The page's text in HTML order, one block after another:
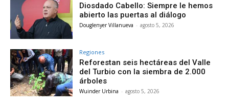
Diosdado Cabello: Siempre le hemos
abierto las puertas al diálogo
Douglenyer Villanueva - agosto 5, 2026
Regiones
Reforestan seis hectáreas del Valle
del Turbio con la siembra de 2.000
árboles
Wuinder Urbina - agosto 5, 2026